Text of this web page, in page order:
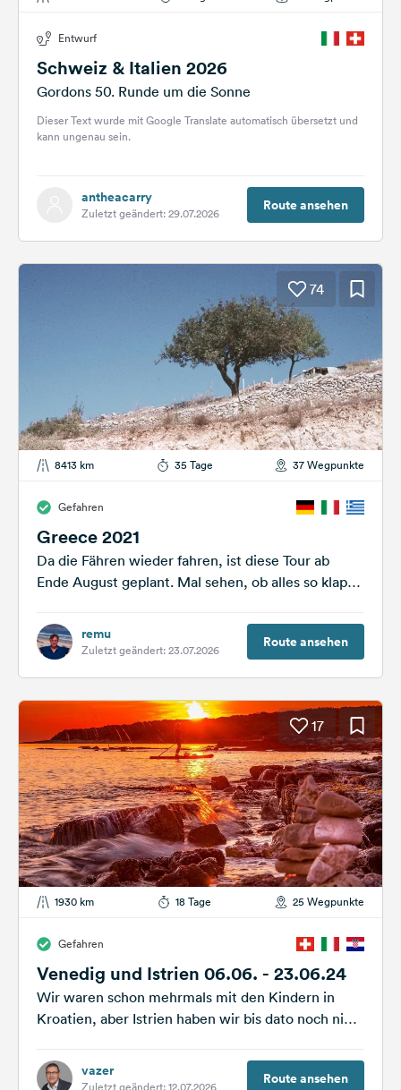
Entwurf
Schweiz & Italien 2026
Gordons 50. Runde um die Sonne
Dieser Text wurde mit Google Translate automatisch übersetzt und
kann ungenau sein.
antheacarry
Zuletzt geändert: 29.07.2026 Route ansehen
74
8413 km 35 Tage 37 Wegpunkte
Gefahren
Greece 2021
Da die Fähren wieder fahren, ist diese Tour ab
Ende August geplant. Mal sehen, ob alles so klappt
remu
Zuletzt geändert: 23.07.2026 Route ansehen
17
1930 km 18 Tage 25 Wegpunkte
Gefahren
Venedig und Istrien 06.06. - 23.06.24
Wir waren schon mehrmals mit den Kindern in
Kroatien, aber Istrien haben wir bis dato noch nie
vazer
Zuletzt geändert: 12.07.2026 Route ansehen